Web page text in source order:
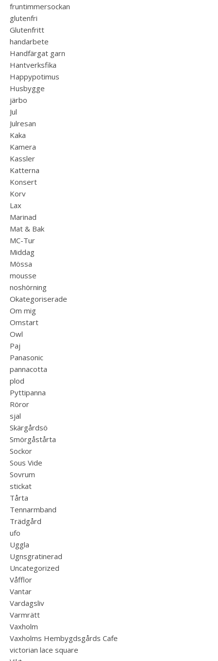
fruntimmersockan
glutenfri
Glutenfritt
handarbete
Handfärgat garn
Hantverksfika
Happypotimus
Husbygge
järbo
Jul
Julresan
Kaka
Kamera
Kassler
Katterna
Konsert
Korv
Lax
Marinad
Mat & Bak
MC-Tur
Middag
Mössa
mousse
noshörning
Okategoriserade
Om mig
Omstart
Owl
Paj
Panasonic
pannacotta
plod
Pyttipanna
Röror
sjal
Skärgårdsö
Smörgåstårta
Sockor
Sous Vide
Sovrum
stickat
Tårta
Tennarmband
Trädgård
ufo
Uggla
Ugnsgratinerad
Uncategorized
Våfflor
Vantar
Vardagsliv
Varmrätt
Vaxholm
Vaxholms Hembygdsgårds Cafe
victorian lace square